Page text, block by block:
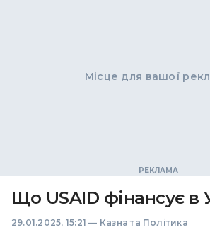
Місце для вашої
Що USAID фінансує в
29.01.2025, 15:21 — Казна та Політика